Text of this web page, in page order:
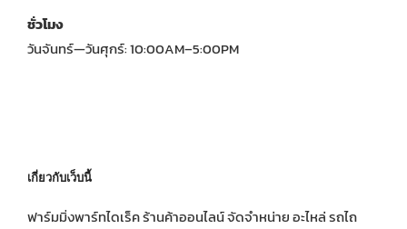
ชั่วโมง
วันจันทร์—วันศุกร์: 10:00AM–5:00PM
เกี่ยวกับเว็บนี้
ฟาร์มมิ่งพาร์ทไดเร็ค ร้านค้าออนไลน์ จัดจำหน่าย อะไหล่ รถไถ